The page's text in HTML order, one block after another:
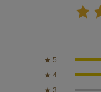
★ 5
★ 4
★ 3